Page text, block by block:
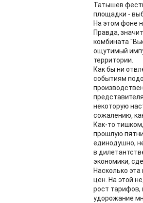
Татышев
площадки -
На этом фоне
Правда,
комбината
ощутимый
территории.
Как бы ни
событиям
некоторую
сожалению,
Как-то
прошлую
единодушно,
в
экономики,
Насколько
цен. На этой
рост тарифов,
удорожание